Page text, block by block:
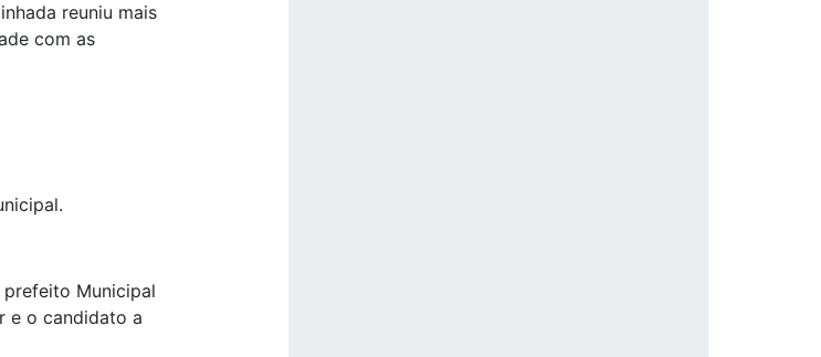
reuniu mais
com as
Municipal
e o candidato a